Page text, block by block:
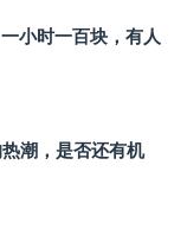
小时一百块，有人
潮，是否还有机